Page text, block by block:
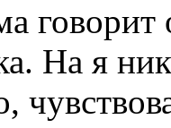
На я